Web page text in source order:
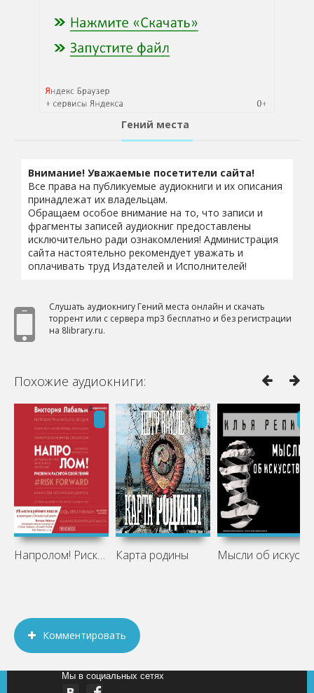
Гений места
Внимание! Уважаемые посетители сайта!
Все права на публикуемые аудиокниги и их описания
принадлежат их владельцам.
Обращаем особое внимание на то, что записи и
фрагменты записей аудиокниг предоставлены
исключительно ради ознакомления! Администрация
сайта настоятельно рекомендует уважать и
оплачивать труд Издателей и Исполнителей!
Слушать аудиокнигу Гений места онлайн и скачать
торрент или с сервера mp3 бесплатно и без регистрации
на 8library.ru.
Похожие аудиокниги:
Напролом! Рискни и раскрой свой гений Карта родины
Комментировать
Мы в социальных сетях